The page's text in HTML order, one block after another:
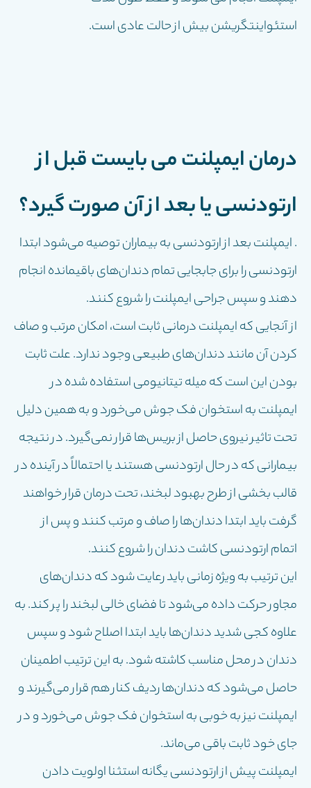
استئواینتگریشن بیش از حالت عادی است.
درمان ايمپلنت مى بايست قبل از
ارتودنسى يا بعد از آن صورت گيرد؟
. ايمپلنت بعد از ارتودنسى به بیماران توصیه می‌شود ابتدا
ارتودنسی را برای جابجایی تمام دندان‌های باقیمانده انجام
دهند و سپس جراحی ایمپلنت را شروع کنند.
از آنجایی که ایمپلنت درمانی ثابت است، امکان مرتب و صاف
کردن آن مانند دندان‌های طبیعی وجود ندارد. علت ثابت
بودن این است که میله تیتانیومی استفاده شده در
ایمپلنت به استخوان فک جوش می‌خورد و به همین دلیل
تحت تاثیر نیروی حاصل از بریس‌ها قرار نمی‌گیرد. در نتیجه
بیمارانی که در حال ارتودنسی هستند یا احتمالاً در آینده در
قالب بخشی از طرح بهبود لبخند، تحت درمان قرار خواهند
گرفت باید ابتدا دندان‌ها را صاف و مرتب کنند و پس از
اتمام ارتودنسی کاشت دندان را شروع کنند.
این ترتیب به ویژه زمانی باید رعایت شود که دندان‌های
مجاور حرکت داده می‌شود تا فضای خالی لبخند را پر کند. به
علاوه کجی شدید دندان‌ها باید ابتدا اصلاح شود و سپس
دندان در محل مناسب کاشته شود. به این ترتیب اطمینان
حاصل می‌شود که دندان‌ها ردیف کنار هم قرار می‌گیرند و
ایمپلنت نیز به خوبی به استخوان فک جوش می‌خورد و در
جای خود ثابت باقی می‌ماند.
ایمپلنت پیش از ارتودنسی یگانه استثنا اولویت دادن